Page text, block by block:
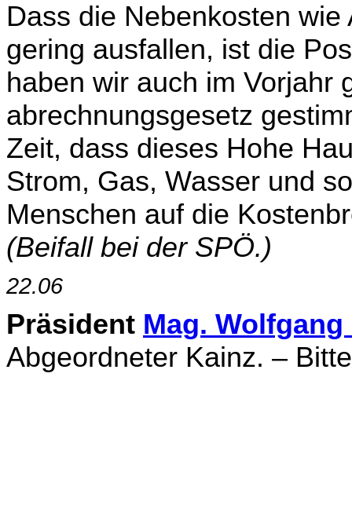
Dass die Nebenkosten
gering ausfallen, ist die
haben wir auch im
abrechnungs­gesetz
Zeit, dass dieses Hohe
Strom, Gas, Wasser und
Menschen auf die
(Beifall bei der SPÖ.)
22.06
Präsident Mag.
Abgeordneter Kainz. –